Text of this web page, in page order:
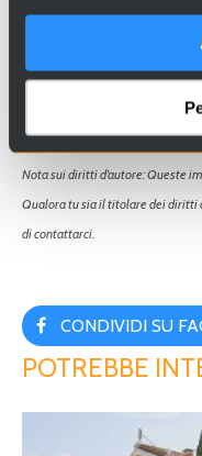
Nota sui diritti d’autore: Queste
Qualora tu sia il titolare dei diritti
di contattarci.
CONDIVIDI SU
POTREBBE